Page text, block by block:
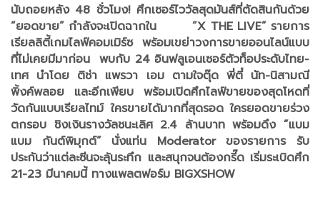
นับถอยหลัง 48 ชั่วโมง! ศึกเซอร์ไววัลสุดมันส์ที่ตัดสินกันด้วย
“ยอดขาย” กำลังจะเปิดฉากใน “X THE LIVE” รายการ
เรียลลิตี้เกมไลฟ์คอมเมิร์ซ พร้อมเขย่าวงการขายออนไลน์แบบ
ที่ไม่เคยมีมาก่อน พบกับ 24 อินฟลูเอนเซอร์ตัวท็อประดับไทย-
เทศ นำโดย ติช่า แพรวา เอม ตามใจตุ๊ด พี่ตี๋ นัท-นิสามณี
พิ้งค์พลอย และอีกเพียบ พร้อมเปิดศึกไลฟ์ขายของสุดโหดที่
วัดกันแบบเรียลไทม์ ใครขายได้มากที่สุดรอด ใครยอดขายร่วง
ตกรอบ ชิงเงินรางวัลชนะเลิศ 2.4 ล้านบาท พร้อมดึง ”แบม
แบม กันต์พิมุกต์” นั่งแท่น Moderator ของรายการ รับ
ประกันว่าแต่ละซีนจะลุ้นระทึก และสนุกจนต้องกรี๊ด เริ่มระเบิดศึก
21-23 มีนาคมนี้ ทางแพลตฟอร์ม BIGXSHOW